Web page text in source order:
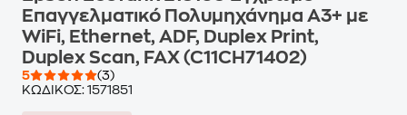
Επαγγελματικό Πολυμηχάνημα A3+ με
WiFi, Ethernet, ADF, Duplex Print,
Duplex Scan, FAX (C11CH71402)
5
(3)
ΚΩΔΙΚΟΣ: 1571851